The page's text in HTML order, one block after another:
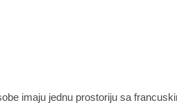
imaju jednu prostoriju sa